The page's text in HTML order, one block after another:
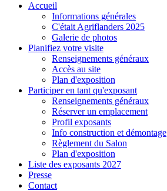
Accueil
Informations générales
C'était Agriflanders 2025
Galerie de photos
Planifiez votre visite
Renseignements généraux
Accès au site
Plan d'exposition
Participer en tant qu'exposant
Renseignements généraux
Réserver un emplacement
Profil exposants
Info construction et démontage
Règlement du Salon
Plan d'exposition
Liste des exposants 2027
Presse
Contact